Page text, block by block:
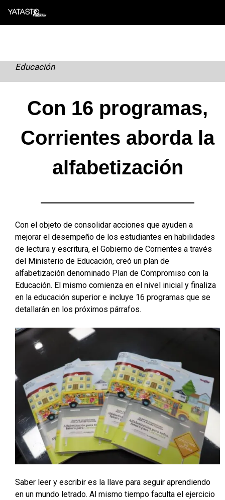
Skip
Educación
Con 16 programas,
Corrientes aborda la
alfabetización
Con el objeto de consolidar acciones que ayuden a
mejorar el desempeño de los estudiantes en habilidades
de lectura y escritura, el Gobierno de Corrientes a través
del Ministerio de Educación, creó un plan de
alfabetización denominado Plan de Compromiso con la
Educación. El mismo comienza en el nivel inicial y finaliza
en la educación superior e incluye 16 programas que se
detallarán en los próximos párrafos.
Saber leer y escribir es la llave para seguir aprendiendo
en un mundo letrado. Al mismo tiempo faculta el ejercicio